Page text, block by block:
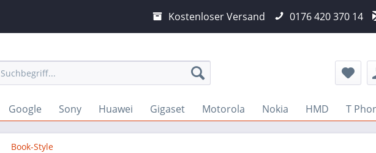
Kostenloser Versand 0176 420 370 14
Google Sony Huawei Gigaset Motorola Nokia HMD T
Book-Style